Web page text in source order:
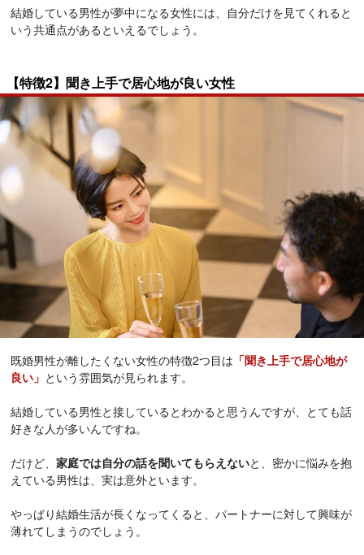
結婚している男性が夢中になる女性には、自分だけを見てくれると
いう共通点があるといえるでしょう。
【特徴2】聞き上手で居心地が良い女性
既婚男性が離したくない女性の特徴2つ目は 「聞き上手で居心地が
良い」 という雰囲気が見られます。
結婚している男性と接しているとわかると思うんですが、とても話
好きな人が多いんですね。
だけど、家庭では自分の話を聞いてもらえないと、密かに悩みを抱
えている男性は、実は意外といます。
やっぱり結婚生活が長くなってくると、パートナーに対して興味が
薄れてしまうのでしょう。